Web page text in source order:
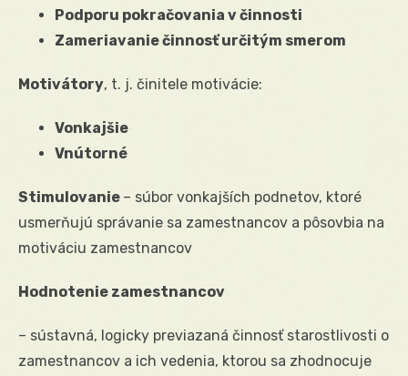
Podporu pokračovania v činnosti
Zameriavanie činnosť určitým smerom
Motivátory, t. j. činitele motivácie:
Vonkajšie
Vnútorné
Stimulovanie – súbor vonkajších podnetov, ktoré
usmerňujú správanie sa zamestnancov a pôsovbia na
motiváciu zamestnancov
Hodnotenie zamestnancov
– sústavná, logicky previazaná činnosť starostlivosti o
zamestnancov a ich vedenia, ktorou sa zhodnocuje